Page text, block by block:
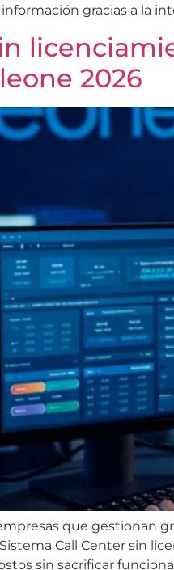
gracias a la
2026
que gestionan
Call Center sin
sin sacrificar